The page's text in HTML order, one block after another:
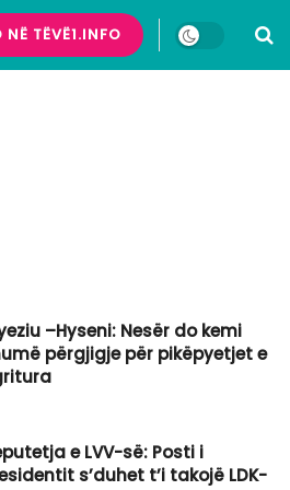
NË TËVË1.INFO
–Hyseni: Nesër do kemi
përgjigje për pikëpyetjet e
e LVV-së: Posti i
s’duhet t’i takojë LDK-